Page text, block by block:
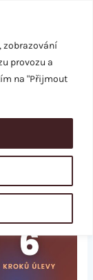
zobrazování
provozu a
na "Přijmout